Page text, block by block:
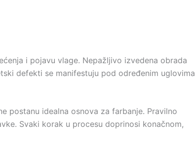
i pojavu vlage. Nepažljivo izvedena obrada
defekti se manifestuju pod određenim uglovima
postanu idealna osnova za farbanje. Pravilno
Svaki korak u procesu doprinosi konačnom,